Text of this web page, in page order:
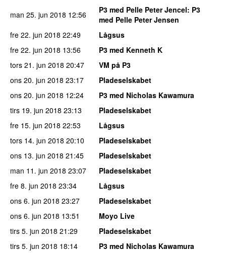
man 25. jun 2018 12:56 P3 med Pelle Peter Jencel: P3
med Pelle Peter Jensen
fre 22. jun 2018 22:49
Lågsus
fre 22. jun 2018 13:56
P3 med Kenneth K
tors 21. jun 2018 20:47
VM på P3
ons 20. jun 2018 23:17
Pladeselskabet
ons 20. jun 2018 12:24
P3 med Nicholas Kawamura
tirs 19. jun 2018 23:13
Pladeselskabet
fre 15. jun 2018 22:53
Lågsus
tors 14. jun 2018 20:10
Pladeselskabet
ons 13. jun 2018 21:45
Pladeselskabet
man 11. jun 2018 23:07
Pladeselskabet
fre 8. jun 2018 23:34
Lågsus
ons 6. jun 2018 23:27
Pladeselskabet
ons 6. jun 2018 13:51
Moyo Live
tirs 5. jun 2018 21:29
Pladeselskabet
tirs 5. jun 2018 18:14
P3 med Nicholas Kawamura